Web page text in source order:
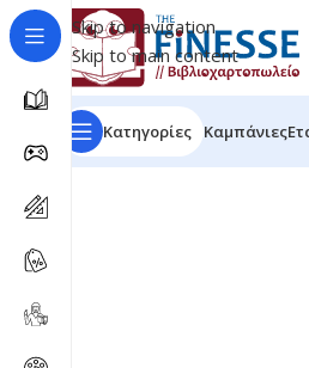
Skip to navigation
Skip to main content
Κατηγορίες Καμπάνιες
HOME/SHOP